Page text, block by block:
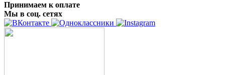
Принимаем к оплате
Мы в соц. сетях